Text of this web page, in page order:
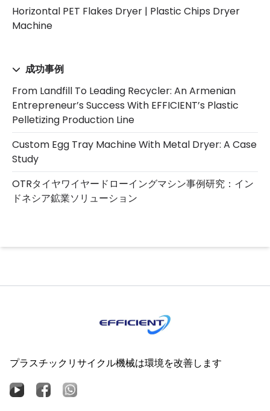
Horizontal PET Flakes Dryer | Plastic Chips Dryer
Machine
成功事例
From Landfill To Leading Recycler: An Armenian
Entrepreneur’s Success With EFFICIENT’s Plastic
Pelletizing Production Line
Custom Egg Tray Machine With Metal Dryer: A Case
Study
OTRタイヤワイヤードローイングマシン事例研究：イン
ドネシア鉱業ソリューション
プラスチックリサイクル機械は環境を改善します